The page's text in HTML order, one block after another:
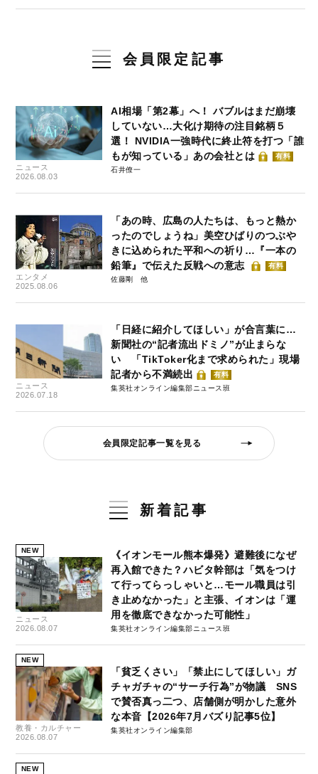
会員限定記事
ニュース
2026.08.03
AI相場「第2幕」へ！ バブルはまだ崩壊
していない…大化け期待の注目銘柄５
選！ NVIDIA一強時代に終止符を打つ「誰
もが知っている」あの会社とは
有料
石井僚一
エンタメ
2025.08.06
「あの時、広島の人たちは、もっと熱か
ったのでしょうね」美空ひばりのつぶや
きに込められた平和への祈り…『一本の
鉛筆』で伝えた反戦への意志
有料
佐藤剛
ニュース
2026.07.18
「日経に紹介してほしい」が合言葉に…
新聞社の“記者流出ドミノ”が止まらな
い 「TikToker化まで求められた」現場
記者から不満続出
有料
集英社オンライン編集部ニュース班
会員限定記事一覧を見る
新着記事
NEW
ニュース
2026.08.07
《イオンモール熊本爆発》避難後になぜ
再入館できた？ハビタ幹部は「気をつけ
て行ってらっしゃいと…モール職員は引
き止めなかった」と主張、イオンは「運
用を徹底できなかった可能性」
集英社オンライン編集部ニュース班
NEW
教養・カルチャー
2026.08.07
「貧乏くさい」「禁止にしてほしい」ガ
チャガチャの“サーチ行為”が物議 SNS
で賛否真っ二つ、店舗側が明かした意外
な本音【2026年7月バズり記事5位】
集英社オンライン編集部
NEW